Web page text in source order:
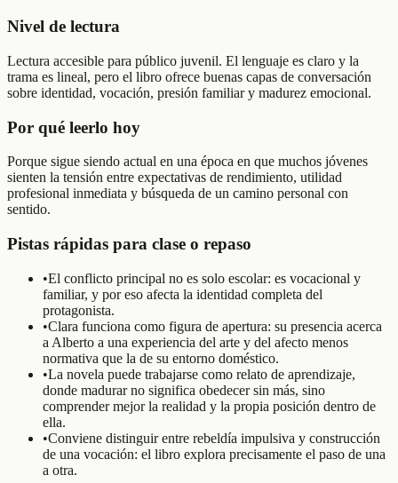
Nivel de lectura
Lectura accesible para público juvenil. El lenguaje es claro y la
trama es lineal, pero el libro ofrece buenas capas de conversación
sobre identidad, vocación, presión familiar y madurez emocional.
Por qué leerlo hoy
Porque sigue siendo actual en una época en que muchos jóvenes
sienten la tensión entre expectativas de rendimiento, utilidad
profesional inmediata y búsqueda de un camino personal con
sentido.
Pistas rápidas para clase o repaso
•El conflicto principal no es solo escolar: es vocacional y
familiar, y por eso afecta la identidad completa del
protagonista.
•Clara funciona como figura de apertura: su presencia acerca
a Alberto a una experiencia del arte y del afecto menos
normativa que la de su entorno doméstico.
•La novela puede trabajarse como relato de aprendizaje,
donde madurar no significa obedecer sin más, sino
comprender mejor la realidad y la propia posición dentro de
ella.
•Conviene distinguir entre rebeldía impulsiva y construcción
de una vocación: el libro explora precisamente el paso de una
a otra.